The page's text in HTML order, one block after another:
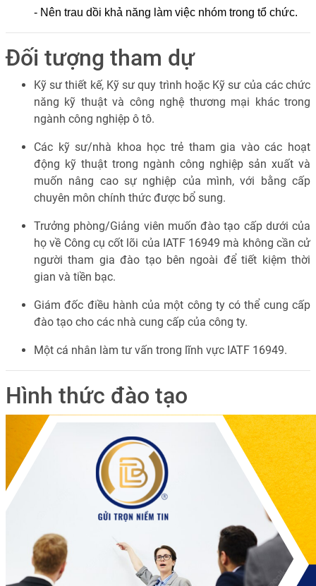
- Nên trau dồi khả năng làm việc nhóm trong tổ chức.
Đối tượng tham dự
Kỹ sư thiết kế, Kỹ sư quy trình hoặc Kỹ sư của các chức
năng kỹ thuật và công nghệ thương mại khác trong
ngành công nghiệp ô tô.
Các kỹ sư/nhà khoa học trẻ tham gia vào các hoạt
động kỹ thuật trong ngành công nghiệp sản xuất và
muốn nâng cao sự nghiệp của mình, với bằng cấp
chuyên môn chính thức được bổ sung.
Trưởng phòng/Giảng viên muốn đào tạo cấp dưới của
họ về Công cụ cốt lõi của IATF 16949 mà không cần cử
người tham gia đào tạo bên ngoài để tiết kiệm thời
gian và tiền bạc.
Giám đốc điều hành của một công ty có thể cung cấp
đào tạo cho các nhà cung cấp của công ty.
Một cá nhân làm tư vấn trong lĩnh vực IATF 16949.
Hình thức đào tạo